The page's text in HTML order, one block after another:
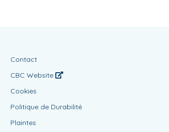
Contact
CBC Website
Cookies
Politique de Durabilité
Plaintes